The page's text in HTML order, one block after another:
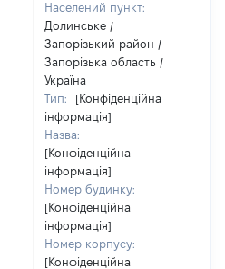
Населений пункт:
Долинське /
Запорізький район /
Запорізька область /
Україна
Тип:
[Конфіденційна
інформація]
Назва:
[Конфіденційна
інформація]
Номер будинку:
[Конфіденційна
інформація]
Номер корпусу:
[Конфіденційна